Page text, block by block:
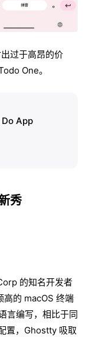
过于高昂的价
One。
App
秀
的知名开发者
的 macOS 终端
言编写，相比于同
置，Ghostty 吸取